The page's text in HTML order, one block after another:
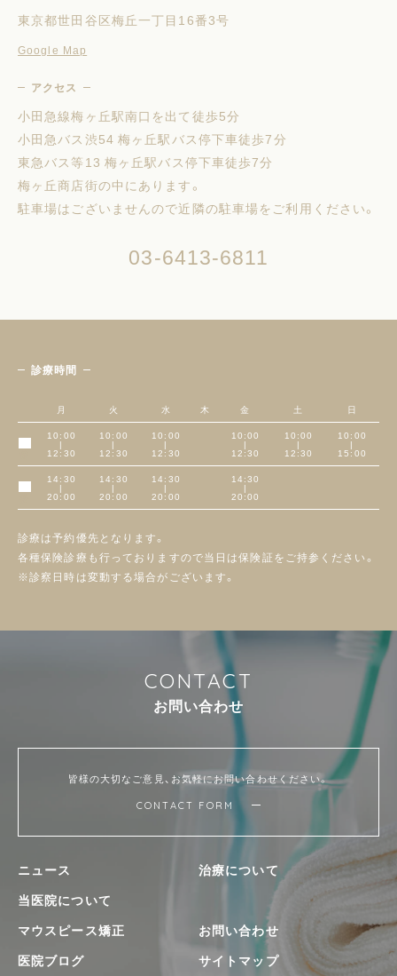
東京都世田谷区梅丘一丁目16番3号
Google Map
アクセス
小田急線梅ヶ丘駅南口を出て徒歩5分
小田急バス渋54 梅ヶ丘駅バス停下車徒歩7分
東急バス等13 梅ヶ丘駅バス停下車徒歩7分
梅ヶ丘商店街の中にあります。
駐車場はございませんので近隣の駐車場をご利用ください。
03-6413-6811
診療時間
月 火 水 木 金 土 日
10:00
|
12:30
10:00
|
12:30
10:00
|
12:30
10:00
|
12:30
10:00
|
12:30
10:00
|
15:00
14:30
|
20:00
14:30
|
20:00
14:30
|
20:00
14:30
|
20:00
診療は予約優先となります。
各種保険診療も行っておりますので当日は保険証をご持参ください。
※診察日時は変動する場合がございます。
CONTACT
お問い合わせ
皆様の大切なご意見、お気軽にお問い合わせください。
CONTACT FORM
ニュース
当医院について
治療について
マウスピース矯正
医院ブログ
お問い合わせ
サイトマップ